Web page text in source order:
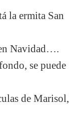
la ermita San
Navidad….
se puede
de Marisol,